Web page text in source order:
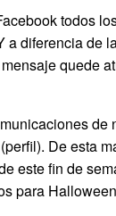
todos
a diferencia de
quede
De esta
este fin de
para